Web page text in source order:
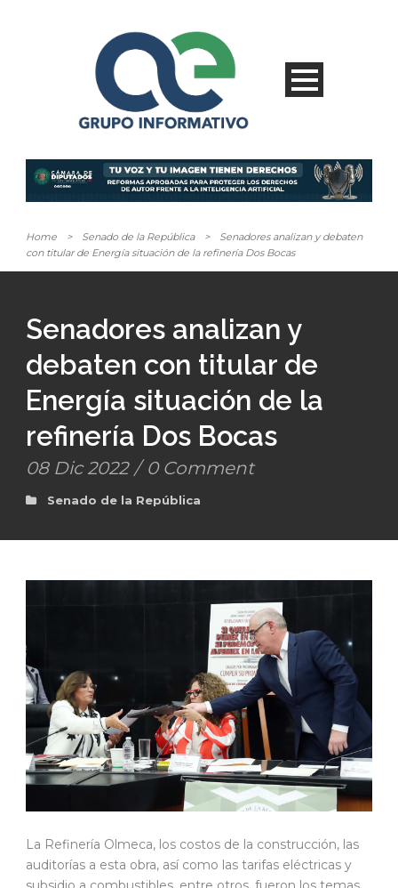
Home > Senado de la República >
Senadores analizan y debaten
con titular de Energía situación de la refinería Dos Bocas
Senadores analizan y
debaten con titular de
Energía situación de la
refinería Dos Bocas
08 Dic 2022 / 0 Comment
Senado de la República
La Refinería Olmeca, los costos de la construcción, las
auditorías a esta obra, así como las tarifas eléctricas y